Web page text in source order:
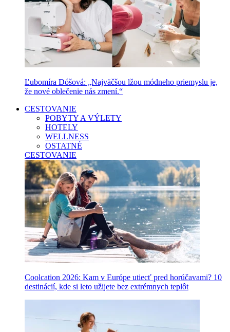
Ľubomíra Dóšová: „Najväčšou lžou módneho priemyslu je,
že nové oblečenie nás zmení.“
CESTOVANIE
POBYTY A VÝLETY
HOTELY
WELLNESS
OSTATNÉ
CESTOVANIE
Coolcation 2026: Kam v Európe utiecť pred horúčavami? 10
destinácií, kde si leto užijete bez extrémnych teplôt